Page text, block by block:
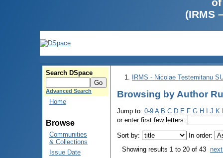
(IRMS
Search DSpace
Advanced Search
Home
Browse
Communities
& Collections
Issue Date
IRMS - Nicolae Testemitanu
Browsing by Author
Jump to: 0-9 A B C D E F G H J K
or enter first few letters:
Sort by:
In order:
Showing results 1 to 20 of 43